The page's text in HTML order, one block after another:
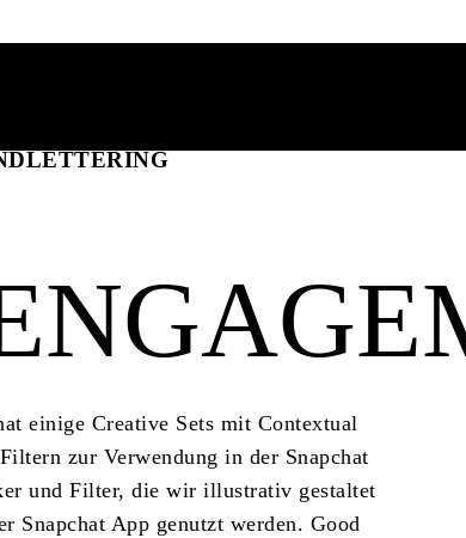
einige Creative Sets mit Contextual
zur Verwendung in der Snapchat
und Filter, die wir illustrativ gestaltet
Snapchat App genutzt werden. Good